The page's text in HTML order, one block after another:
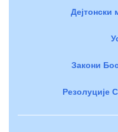
Дејтонски
Закони
Резолуције